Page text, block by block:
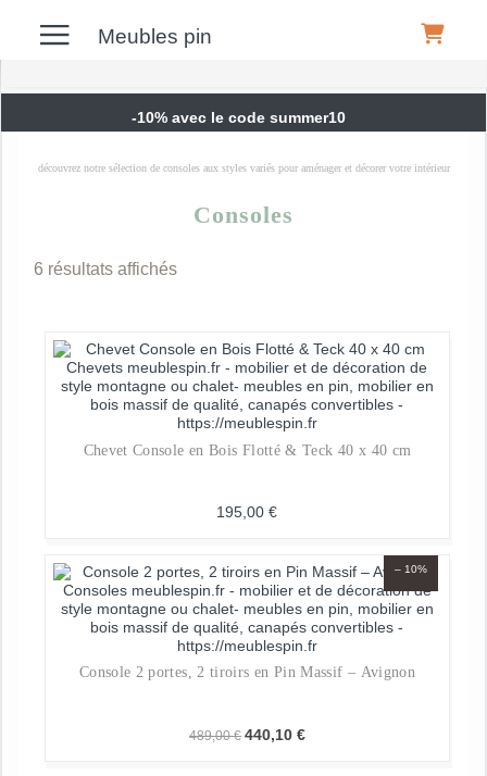
Meubles pin
Meubles
Luminaires
Literie
04 79 38 25 63
Mon compte
-10% avec le code summer10
Consoles
découvrez notre sélection de consoles aux styles variés pour aménager et décorer votre intérieur
6 résultats affichés
Chevet Console en Bois Flotté & Teck 40 x 40 cm
195,00€
– 10%
Console 2 portes, 2 tiroirs en Pin Massif – Avignon
489,00€ Le
440,10 €Le